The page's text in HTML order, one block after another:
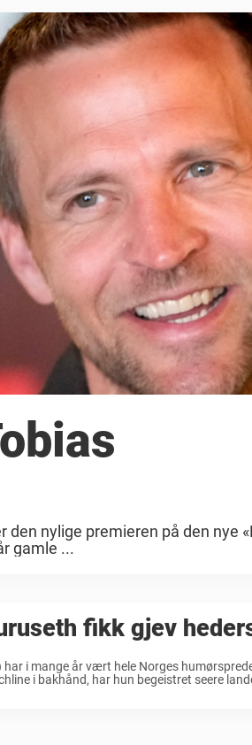
nylige premieren på den nye
gamle ...
fikk gjev
har i mange år vært hele Norges
i bakhånd, har hun begeistret seere